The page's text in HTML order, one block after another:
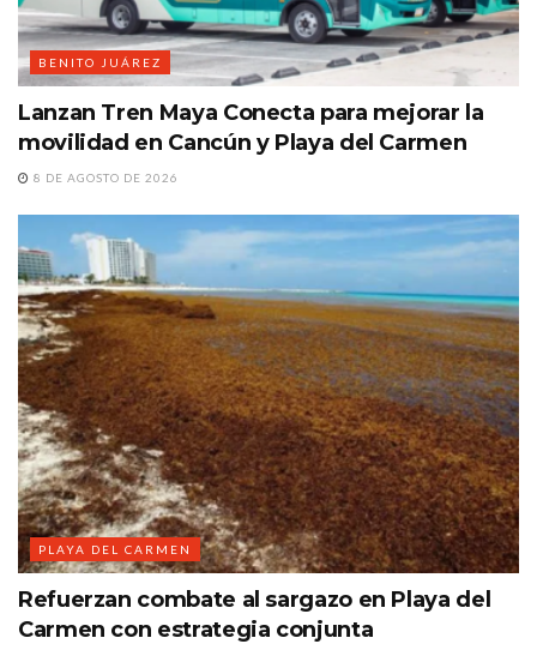
BENITO JUÁREZ
Lanzan Tren Maya Conecta para mejorar la
movilidad en Cancún y Playa del Carmen
8 DE AGOSTO DE 2026
PLAYA DEL CARMEN
Refuerzan combate al sargazo en Playa del
Carmen con estrategia conjunta